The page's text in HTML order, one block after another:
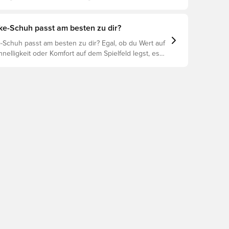
herauszufinden, welche Schuhe die beste Wahl
Schuh passt am besten zu dir?
Schuh passt am besten zu dir? Egal, ob du Wert auf
oder Komfort auf dem Spielfeld legst, es